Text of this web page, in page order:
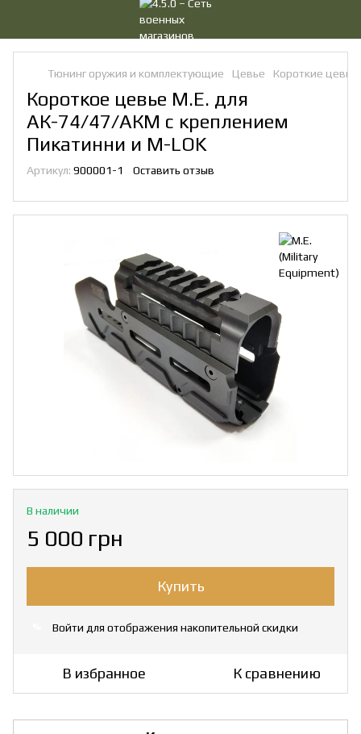
Тюнинг оружия и комплектующие Цевье Короткие цевья
Короткое цевье M.E. для
АК-74/47/АКМ с креплением
Пикатинни и M-LOK
Артикул: 900001-1 Оставить отзыв
В наличии
5 000 грн
Купить
Войти для отображения накопительной скидки
В избранное К сравнению